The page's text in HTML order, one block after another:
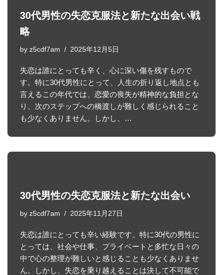
30代男性の失恋克服法と新たな出会い戦
略
by z5cdf7am 2025年12月5日
失恋は誰にとっても辛く、心に深い傷を残すもので
す。特に30代男性にとって、人生の折り返し地点とも
言えるこの年代では、恋愛の喪失が精神的な負担とな
り、次のステップへの橋渡しが難しく感じられること
も少なくありません。しかし、…
30代男性の失恋克服法と新たな出会い
by z5cdf7am 2025年11月27日
失恋は誰にとっても辛い経験です。特に30代の男性に
とっては、社会や仕事、プライベートと多忙な日々の
中で心の整理が難しいと感じることも少なくありませ
ん。しかし、失恋を乗り越えることは決して不可能で